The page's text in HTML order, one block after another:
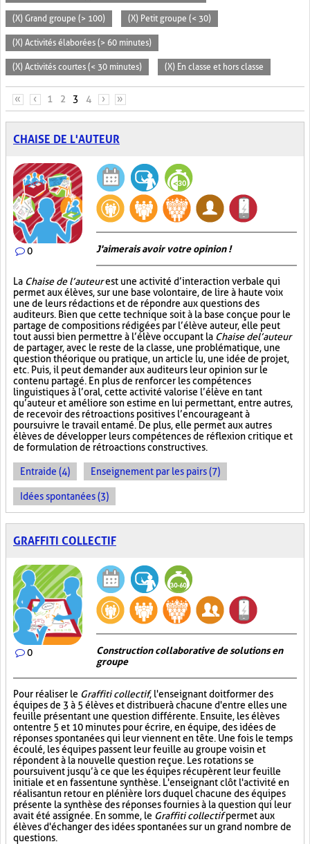
(X) Grand groupe (> 100) (X) Petit groupe (< 30)
(X) Activités élaborées (> 60 minutes)
(X) Activités courtes (< 30 minutes) (X) En classe et hors classe
PAGES
« ‹ 1 2 3 4 › »
CHAISE DE L'AUTEUR
0 J'aimerais avoir votre opinion !
La Chaise de l’auteurest une activité d’interaction verbale qui
permet aux élèves, sur une base volontaire, de lire à haute voix
une de leurs rédactions et de répondre aux questions des
auditeurs. Bien que cette technique soit à la base conçue pour le
partage de compositions rédigées par l’élève auteur, elle peut
tout aussi bien permettre à l’élève occupant la Chaise de l’auteur
de partager, avec le reste de la classe, une problématique, une
question théorique ou pratique, un article lu, une idée de projet,
etc. Puis, il peut demander aux auditeurs leur opinion sur le
contenu partagé. En plus de renforcer les compétences
linguistiques à l’oral, cette activité valorise l’élève en tant
qu’auteur et améliore son estime en lui permettant, entre autres,
de recevoir des rétroactions positives l’encourageant à
poursuivre le travail entamé. De plus, elle permet aux autres
élèves de développer leurs compétences de réflexion critique et
de formulation de rétroactions constructives.
Entraide (4) Enseignement par les pairs (7)
Idées spontanées (3)
GRAFFITI COLLECTIF
0
Construction collaborative de solutions en
groupe
Pour réaliser le Graffiti collectif, l'enseignant doit former des
équipes de 3 à 5 élèves et distribuer à chacune d'entre elles une
feuille présentant une question différente. Ensuite, les élèves
ont entre 5 et 10 minutes pour écrire, en équipe, des idées de
réponses spontanées qui leur viennent en tête. Une fois le temps
écoulé, les équipes passent leur feuille au groupe voisin et
répondent à la nouvelle question reçue. Les rotations se
poursuivent jusqu’à ce que les équipes récupèrent leur feuille
initiale et en fassent une synthèse. L'enseignant clôt l'activité en
réalisant un retour en plénière lors duquel chacune des équipes
présente la synthèse des réponses fournies à la question qui leur
avait été assignée. En somme, le Graffiti collectifpermet aux
élèves d'échanger des idées spontanées sur un grand nombre de
questions.